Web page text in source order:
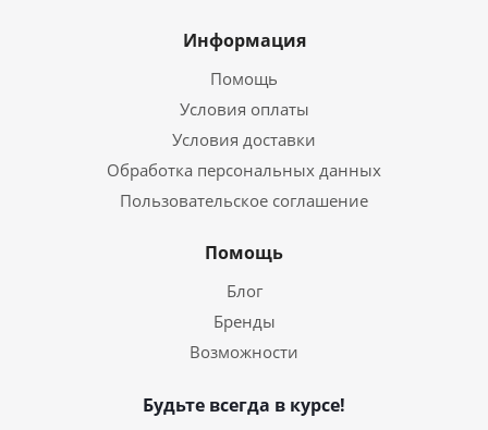
Информация
Помощь
Условия оплаты
Условия доставки
Обработка персональных данных
Пользовательское соглашение
Помощь
Блог
Бренды
Возможности
Будьте всегда в курсе!